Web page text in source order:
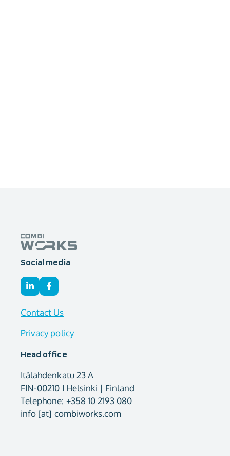
Head office
Itälahdenkatu 23 A
FIN-00210 I Helsinki | Finland
Telephone: +358 10 2193 080
info [at] combiworks.com
Social media
Contact Us
Privacy policy